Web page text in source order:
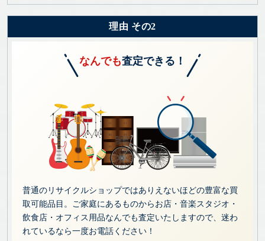
理由 その2
なんでも査定できる！
普通のリサイクルショップではありえないほどの豊富な買
取可能品目。ご家庭にあるものからお店・音楽スタジオ・
飲食店・オフィス用品なんでも査定いたしますので、迷わ
れているなら一度お電話ください！